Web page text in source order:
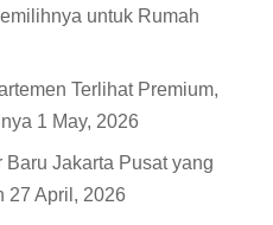
untuk Rumah
Terlihat Premium,
1 May, 2026
Jakarta Pusat yang
27 April, 2026